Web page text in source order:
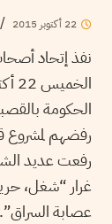
22 أكتوبر 2015
/
نفذ إتحاد
الحكومة
رفضهم لمشروع
غرار “شغل،
عصابة السراق”.